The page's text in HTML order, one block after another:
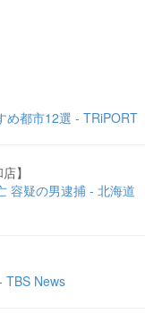
め都市12選 - TRiPORT
】
容疑の男逮捕 - 北海道
TBS News